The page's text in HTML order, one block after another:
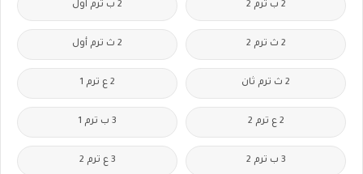
2 ب ترم 2 2 ب ترم اول
2 ث ترم 2 2 ث ترم أول
2 ث ترم ثان 2 ع ترم 1
2 ع ترم 2 3 ب ترم 1
3 ب ترم 2 3 ع ترم 2